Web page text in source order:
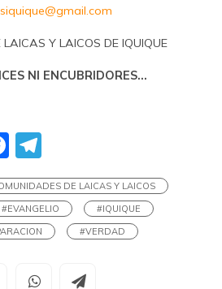
Y LAICOS DE IQUIQUE
NI ENCUBRIDORES…
Facebook
DE LAICAS Y LAICOS
#EVANGELIO
#IQUIQUE
#VERDAD